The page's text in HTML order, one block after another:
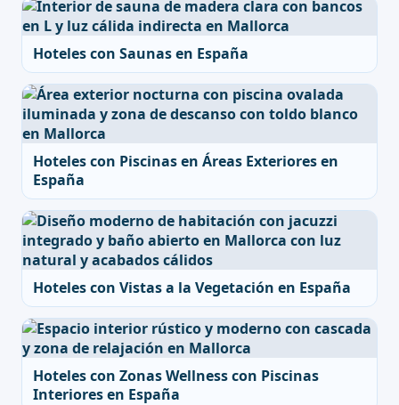
Hoteles con Saunas en España
Hoteles con Piscinas en Áreas Exteriores en
España
Hoteles con Vistas a la Vegetación en España
Hoteles con Zonas Wellness con Piscinas
Interiores en España